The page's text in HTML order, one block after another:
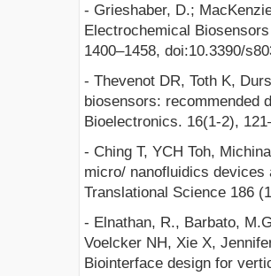
- Grieshaber, D.;
Electrochemical
1400–1458, doi:10.3390/
- Thevenot DR, Toth K,
biosensors: recommended
Bioelectronics. 16(1-2),
- Ching T, YCH Toh,
micro/ nanofluidics
Translational Science 186
- Elnathan, R., Barbato,
Voelcker NH, Xie X,
Biointerface design for